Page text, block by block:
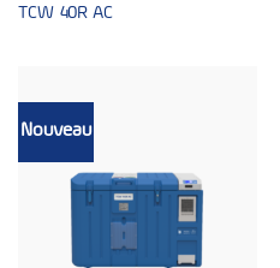
TCW 40R AC
Nouveau